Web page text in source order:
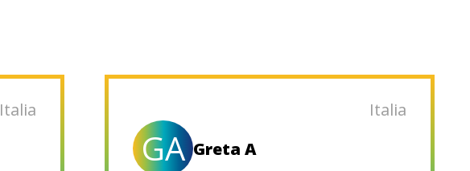
Italia Italia
GA Greta A